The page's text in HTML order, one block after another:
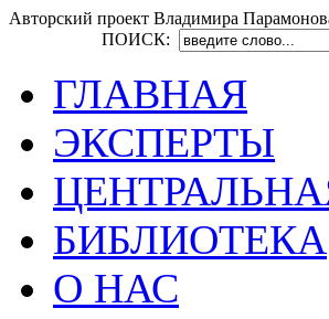
Авторский проект Владимира
ПОИСК:
ГЛАВНАЯ
ЭКСПЕРТЫ
БИБЛИОТЕКА
О НАС